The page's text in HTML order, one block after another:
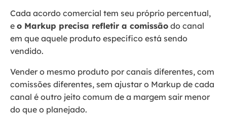
Cada acordo comercial tem seu próprio percentual,
e o Markup precisa refletir a comissão do canal
em que aquele produto específico está sendo
vendido.
Vender o mesmo produto por canais diferentes, com
comissões diferentes, sem ajustar o Markup de cada
canal é outro jeito comum de a margem sair menor
do que o planejado.